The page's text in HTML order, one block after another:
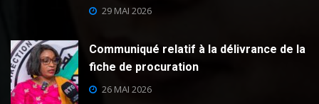
29 MAI 2026
Communiqué relatif à la délivrance de la
fiche de procuration
26 MAI 2026